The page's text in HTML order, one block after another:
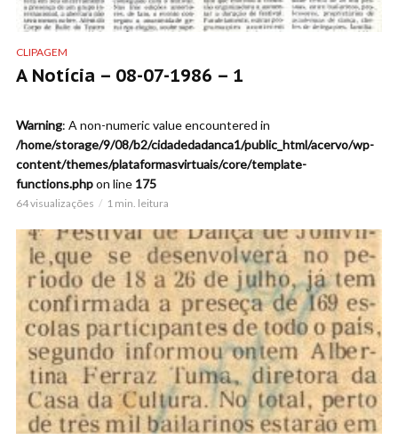
CLIPAGEM
A Notícia – 08-07-1986 – 1
Warning: A non-numeric value encountered in
/home/storage/9/08/b2/cidadedadanca1/public_html/acervo/wp-
content/themes/plataformasvirtuais/core/template-
functions.phpon line 175
64 visualizações 1 min. leitura